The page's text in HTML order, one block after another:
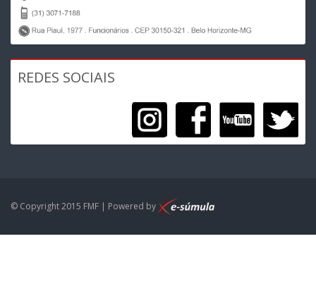
REDES SOCIAIS
© Copyright 2015 FMF | Powered by